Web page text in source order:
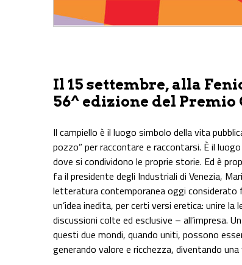
Il 15 settembre, alla
56^ edizione del
Il campiello è il luogo simbolo della vita
pozzo” per raccontare e raccontarsi. È il
dove si condividono le proprie storie. Ed è
fa il presidente degli Industriali di Venezia,
letteratura contemporanea oggi considerato
un’idea inedita, per certi versi eretica: unire
discussioni colte ed esclusive – all’impresa.
questi due mondi, quando uniti, possono
generando valore e ricchezza, diventando una